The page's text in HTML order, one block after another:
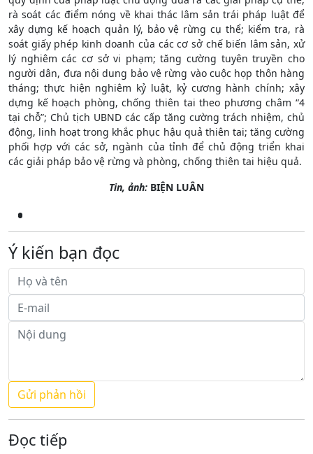
rà soát các điểm nóng về khai thác lâm sản trái pháp luật để
xây dựng kế hoạch quản lý, bảo vệ rừng cụ thể; kiểm tra, rà
soát giấy phép kinh doanh của các cơ sở chế biến lâm sản, xử
lý nghiêm các cơ sở vi phạm; tăng cường tuyên truyền cho
người dân, đưa nội dung bảo vệ rừng vào cuộc họp thôn hàng
tháng; thực hiện nghiêm kỷ luật, kỷ cương hành chính; xây
dựng kế hoạch phòng, chống thiên tai theo phương châm “4
tại chỗ”; Chủ tịch UBND các cấp tăng cường trách nhiệm, chủ
động, linh hoạt trong khắc phục hậu quả thiên tai; tăng cường
phối hợp với các sở, ngành của tỉnh để chủ động triển khai
các giải pháp bảo vệ rừng và phòng, chống thiên tai hiệu quả.
Tin, ảnh: BIỆN LUÂN
Ý kiến bạn đọc
Đọc tiếp